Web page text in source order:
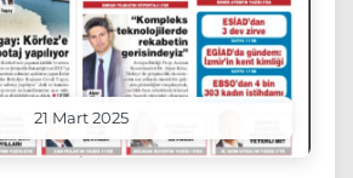
21 Mart 2025